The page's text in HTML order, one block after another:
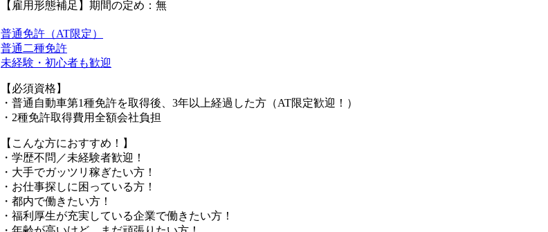
【雇用形態補足】期間の定め：無
普通免許（AT限定）
普通二種免許
未経験・初心者も歓迎
【必須資格】
・普通自動車第1種免許を取得後、3年以上経過した方（AT限定歓迎！）
・2種免許取得費用全額会社負担
【こんな方におすすめ！】
・学歴不問／未経験者歓迎！
・大手でガッツリ稼ぎたい方！
・お仕事探しに困っている方！
・都内で働きたい方！
・福利厚生が充実している企業で働きたい方！